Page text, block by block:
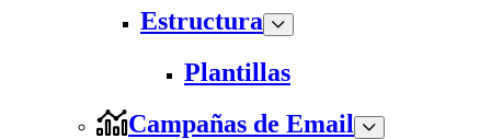
Estructura
Plantillas
Campañas de Email